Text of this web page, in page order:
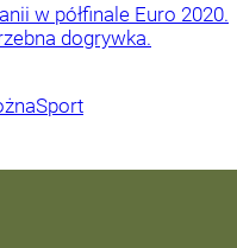
w półfinale Euro 2020.
dogrywka.
Sport